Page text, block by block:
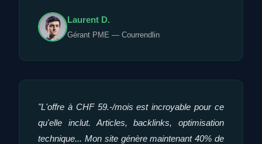
Laurent D.
Gérant PME — Courrendlin
"L'offre à CHF 59.-/mois est incroyable pour ce
qu'elle inclut. Articles, backlinks, optimisation
technique... Mon site génère maintenant 40% de